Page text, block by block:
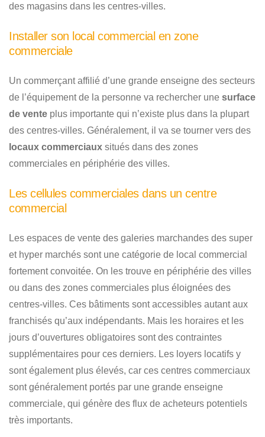
des magasins dans les centres-villes.
Installer son local commercial en zone
commerciale
Un commerçant affilié d’une grande enseigne des secteurs
de l’équipement de la personne va rechercher une surface
de vente plus importante qui n’existe plus dans la plupart
des centres-villes. Généralement, il va se tourner vers des
locaux commerciaux situés dans des zones
commerciales en périphérie des villes.
Les cellules commerciales dans un centre
commercial
Les espaces de vente des galeries marchandes des super
et hyper marchés sont une catégorie de local commercial
fortement convoitée. On les trouve en périphérie des villes
ou dans des zones commerciales plus éloignées des
centres-villes. Ces bâtiments sont accessibles autant aux
franchisés qu’aux indépendants. Mais les horaires et les
jours d’ouvertures obligatoires sont des contraintes
supplémentaires pour ces derniers. Les loyers locatifs y
sont également plus élevés, car ces centres commerciaux
sont généralement portés par une grande enseigne
commerciale, qui génère des flux de acheteurs potentiels
très importants.